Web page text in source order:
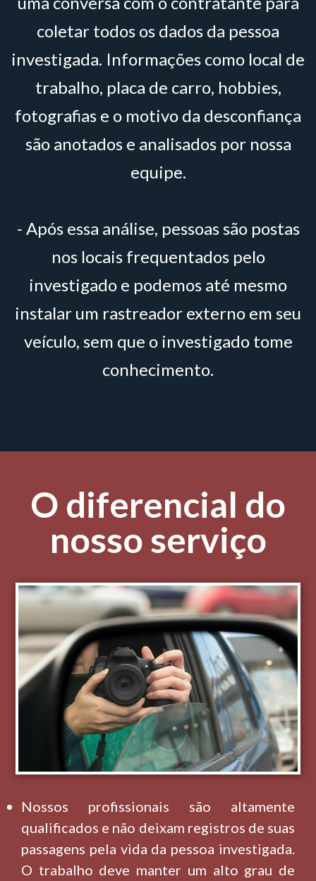
coletar todos os dados da pessoa
investigada. Informações como local de
trabalho, placa de carro, hobbies,
fotografias e o motivo da desconfiança
são anotados e analisados por nossa
equipe.
- Após essa análise, pessoas são postas
nos locais frequentados pelo
investigado e podemos até mesmo
instalar um rastreador externo em seu
veículo, sem que o investigado tome
conhecimento.
O diferencial do
nosso serviço
Nossos profissionais são altamente
qualificados e não deixam registros de suas
passagens pela vida da pessoa investigada.
O trabalho deve manter um alto grau de